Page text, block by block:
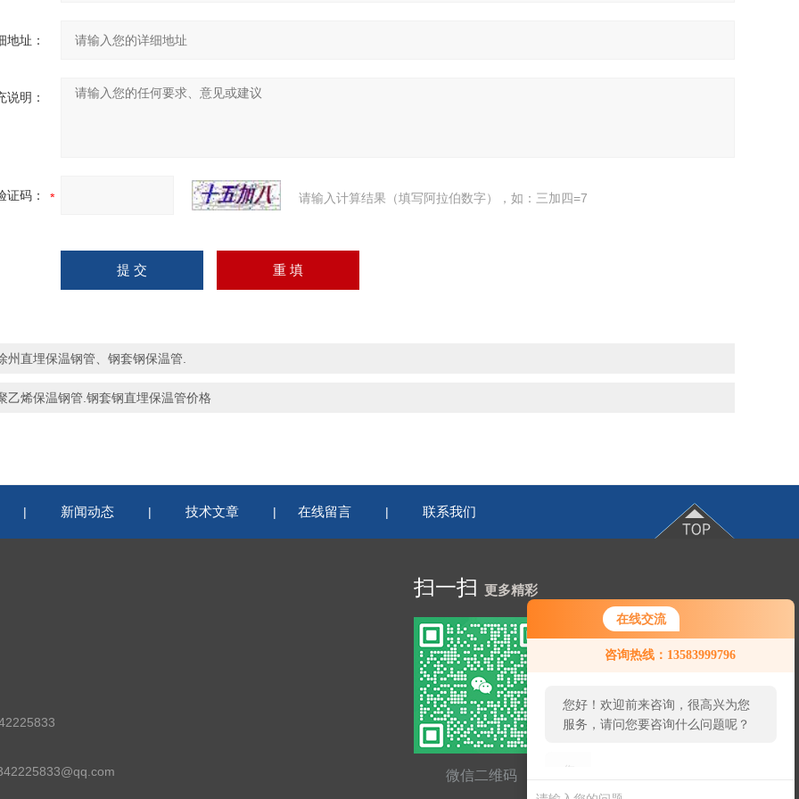
在线交流
咨询热线：13583999796
您好！欢迎前来咨询，很高兴为您
服务，请问您要咨询什么问题呢？
您好，看您停留很久了，是否找到
了需求产品，您可以直接在线与我
地址：
说明：
证码： 请输入计算结果（填写阿拉伯数字），如：三加四=7
州直埋保温钢管、钢套钢保温管.
乙烯保温钢管.钢套钢直埋保温管价格
| 新闻动态 | 技术文章 | 在线留言 | 联系我们
扫一扫 更多精彩
微信二维码